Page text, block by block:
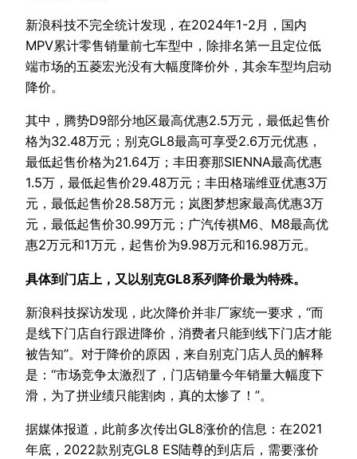
新浪科技不完全统计发现，在2024年1-2月，国内
MPV累计零售销量前七车型中，除排名第一且定位低
端市场的五菱宏光没有大幅度降价外，其余车型均启动
降价。
其中，腾势D9部分地区最高优惠2.5万元，最低起售价
格为32.48万元；别克GL8最高可享受2.6万元优惠，
最低起售价格为21.64万；丰田赛那SIENNA最高优惠
1.5万，最低起售价29.48万元；丰田格瑞维亚优惠3万
元，最低起售价28.58万元；岚图梦想家最高优惠3万
元，最低起售价30.99万元；广汽传祺M6、M8最高优
惠2万元和1万元，起售价为9.98万元和16.98万元。
具体到门店上，又以别克GL8系列降价最为特殊。
新浪科技探访发现，此次降价并非厂家统一要求，“而
是线下门店自行跟进降价，消费者只能到线下门店才能
被告知”。对于降价的原因，来自别克门店人员的解释
是：“市场竞争太激烈了，门店销量今年销量大幅度下
滑，为了拼业绩只能割肉，真的太惨了！”。
据媒体报道，此前多次传出GL8涨价的信息：在2021
年底，2022款别克GL8 ES陆尊的到店后，需要涨价